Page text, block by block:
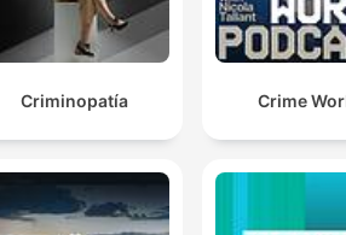
Criminopatía Crime